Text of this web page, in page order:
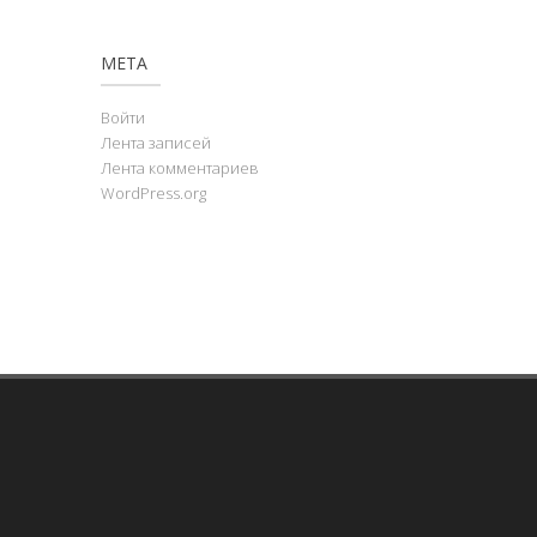
МЕТА
Войти
Лента записей
Лента комментариев
WordPress.org